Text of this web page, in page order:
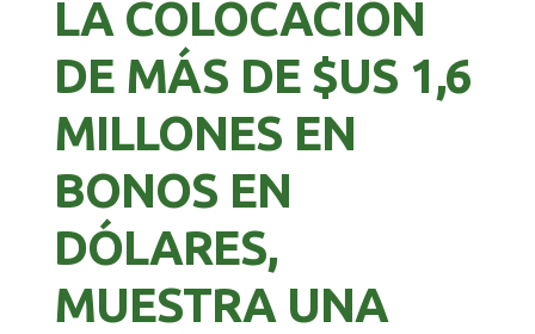
LA COLOCACIÓN
DE MÁS DE $US 1,6
MILLONES EN
BONOS EN
DÓLARES,
MUESTRA UNA